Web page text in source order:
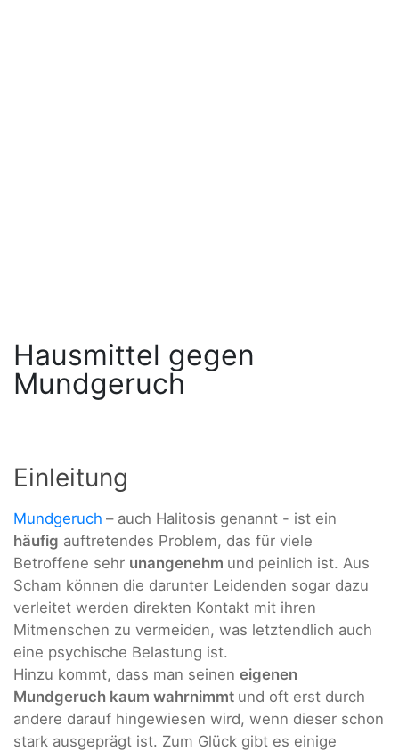
Hausmittel gegen
Mundgeruch
Einleitung
Mundgeruch – auch Halitosis genannt - ist ein
häufig auftretendes Problem, das für viele
Betroffene sehr unangenehm und peinlich ist. Aus
Scham können die darunter Leidenden sogar dazu
verleitet werden direkten Kontakt mit ihren
Mitmenschen zu vermeiden, was letztendlich auch
eine psychische Belastung ist.
Hinzu kommt, dass man seinen eigenen
Mundgeruch kaum wahrnimmt und oft erst durch
andere darauf hingewiesen wird, wenn dieser schon
stark ausgeprägt ist. Zum Glück gibt es einige